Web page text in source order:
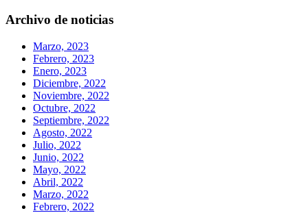
Archivo de noticias
Marzo, 2023
Febrero, 2023
Enero, 2023
Diciembre, 2022
Noviembre, 2022
Octubre, 2022
Septiembre, 2022
Agosto, 2022
Julio, 2022
Junio, 2022
Mayo, 2022
Abril, 2022
Marzo, 2022
Febrero, 2022